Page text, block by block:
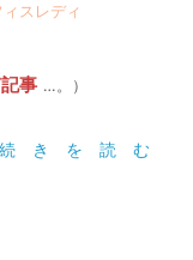
事 …。）
続 き を 読 む